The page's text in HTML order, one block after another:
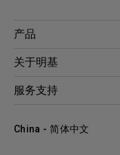
产品
投影机
WiT智能灯
关于明基
公司简介
企业社会责任
服务支持
档案下载与常见问题
China - 简体中文